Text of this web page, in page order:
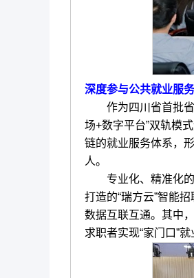
深度参与公共就业服
作为四川省首批省
场+数字平台”双轨模
链的就业服务体系，
人。
专业化、精准化的
打造的“瑞方云”智能
数据互联互通。其中
求职者实现“家门口”就